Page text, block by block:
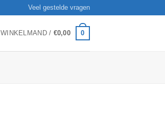
Veel gestelde vragen
WINKELMAND / €0,00 0